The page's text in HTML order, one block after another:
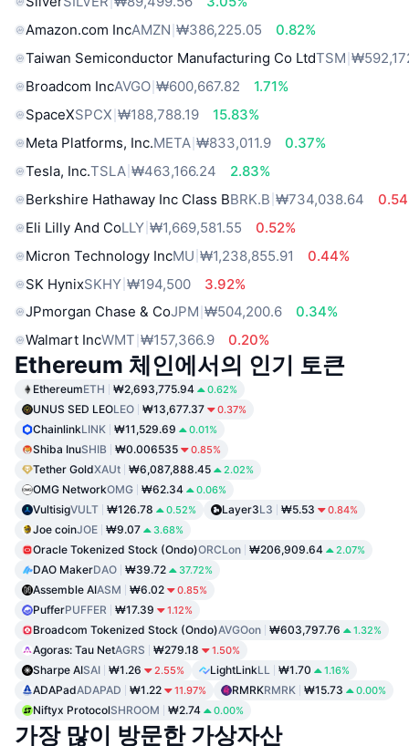
Amazon.com IncAMZN ₩386,225.05
0.82%
Taiwan Semiconductor Manufacturing Co LtdTSM
Broadcom IncAVGO ₩600,667.82
1.71%
SpaceXSPCX ₩188,788.19
15.83%
Meta Platforms, Inc.META ₩833,011.9
0.37%
Tesla, Inc.TSLA ₩463,166.24
2.83%
Berkshire Hathaway Inc Class BBRK.B ₩734,038.64
Eli Lilly And CoLLY ₩1,669,581.55
0.52%
Micron Technology IncMU ₩1,238,855.91
0.44%
SK HynixSKHY ₩194,500
3.92%
JPmorgan Chase & CoJPM ₩504,200.6
0.34%
Walmart IncWMT ₩157,366.9 0.20%
Ethereum 체인에서의 인기 토큰
EthereumETH ₩2,693,775.94 0.62%
UNUS SED LEOLEO ₩13,677.37 0.37%
ChainlinkLINK ₩11,529.69 0.01%
Shiba InuSHIB ₩0.006535 0.85%
Tether GoldXAUt ₩6,087,888.45 2.02%
OMG NetworkOMG ₩62.34 0.06%
VultisigVULT ₩126.78 0.52% Layer3L3 ₩5.53 0.84%
Joe coinJOE ₩9.07 3.68%
Oracle Tokenized Stock (Ondo)ORCLon ₩206,909.64 2.07%
DAO MakerDAO ₩39.72 37.72%
Assemble AIASM ₩6.02 0.85%
PufferPUFFER ₩17.39 1.12%
Broadcom Tokenized Stock (Ondo)AVGOon ₩603,797.76 1.32%
Agoras: Tau NetAGRS ₩279.18 1.50%
Sharpe AISAI ₩1.26 2.55% LightLinkLL ₩1.70 1.16%
ADAPadADAPAD ₩1.22 11.97% RMRKRMRK ₩15.73 0.00%
Niftyx ProtocolSHROOM ₩2.74 0.00%
가장 많이 방문한 가상자산